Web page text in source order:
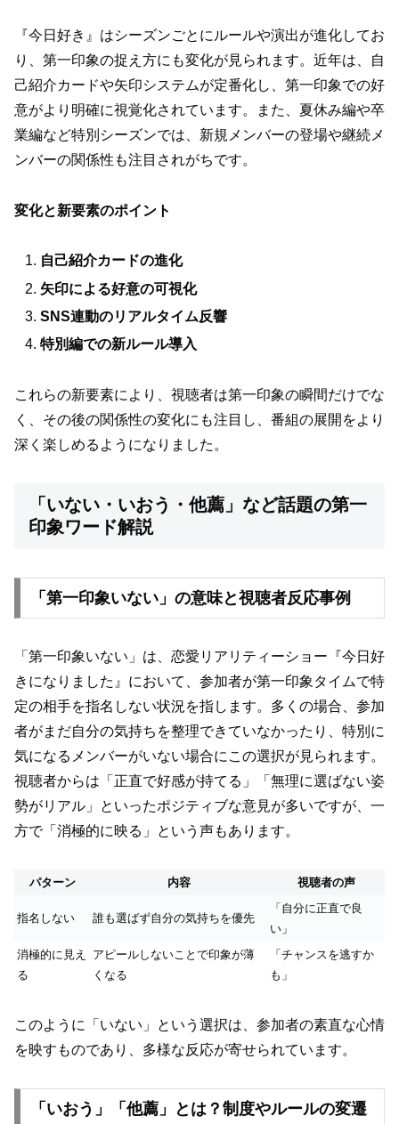
『今日好き』はシーズンごとにルールや演出が進化してお
り、第一印象の捉え方にも変化が見られます。近年は、自
己紹介カードや矢印システムが定番化し、第一印象での好
意がより明確に視覚化されています。また、夏休み編や卒
業編など特別シーズンでは、新規メンバーの登場や継続メ
ンバーの関係性も注目されがちです。
変化と新要素のポイント
自己紹介カードの進化
矢印による好意の可視化
SNS連動のリアルタイム反響
特別編での新ルール導入
これらの新要素により、視聴者は第一印象の瞬間だけでな
く、その後の関係性の変化にも注目し、番組の展開をより
深く楽しめるようになりました。
「いない・いおう・他薦」など話題の第一
印象ワード解説
「第一印象いない」の意味と視聴者反応事例
「第一印象いない」は、恋愛リアリティーショー『今日好
きになりました』において、参加者が第一印象タイムで特
定の相手を指名しない状況を指します。多くの場合、参加
者がまだ自分の気持ちを整理できていなかったり、特別に
気になるメンバーがいない場合にこの選択が見られます。
視聴者からは「正直で好感が持てる」「無理に選ばない姿
勢がリアル」といったポジティブな意見が多いですが、一
方で「消極的に映る」という声もあります。
パターン 内容 視聴者の声
指名しない 誰も選ばず自分の気持ちを優先
「自分に正直で良
い」
消極的に見え
る
アピールしないことで印象が薄
くなる
「チャンスを逃すか
も」
このように「いない」という選択は、参加者の素直な心情
を映すものであり、多様な反応が寄せられています。
「いおう」「他薦」とは？制度やルールの変遷